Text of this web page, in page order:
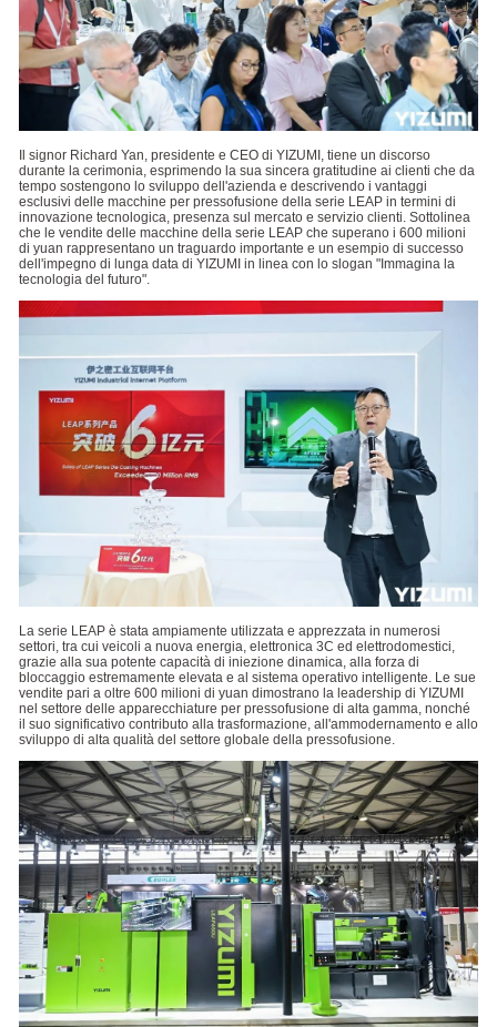
Il signor Richard Yan, presidente e CEO di YIZUMI, tiene un discorso
durante la cerimonia, esprimendo la sua sincera gratitudine ai clienti che da
tempo sostengono lo sviluppo dell'azienda e descrivendo i vantaggi
esclusivi delle macchine per pressofusione della serie LEAP in termini di
innovazione tecnologica, presenza sul mercato e servizio clienti. Sottolinea
che le vendite delle macchine della serie LEAP che superano i 600 milioni
di yuan rappresentano un traguardo importante e un esempio di successo
dell'impegno di lunga data di YIZUMI in linea con lo slogan "Immagina la
tecnologia del futuro".
La serie LEAP è stata ampiamente utilizzata e apprezzata in numerosi
settori, tra cui veicoli a nuova energia, elettronica 3C ed elettrodomestici,
grazie alla sua potente capacità di iniezione dinamica, alla forza di
bloccaggio estremamente elevata e al sistema operativo intelligente. Le sue
vendite pari a oltre 600 milioni di yuan dimostrano la leadership di YIZUMI
nel settore delle apparecchiature per pressofusione di alta gamma, nonché
il suo significativo contributo alla trasformazione, all'ammodernamento e allo
sviluppo di alta qualità del settore globale della pressofusione.